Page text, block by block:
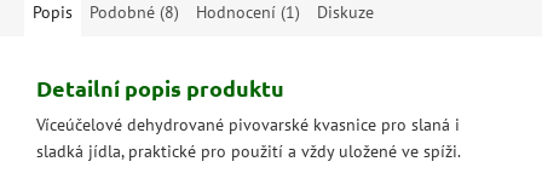
Popis Podobné (8) Hodnocení (1) Diskuze
Detailní popis produktu
Víceúčelové dehydrované pivovarské kvasnice pro slaná i
sladká jídla, praktické pro použití a vždy uložené ve spíži.